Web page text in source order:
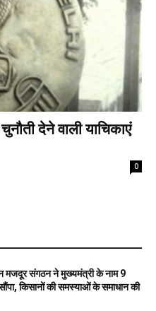
देने वाली याचिकाएं
0
मजदूर संगठन ने मुख्यमंत्री के नाम 9
किसानों की समस्याओं के समाधान की